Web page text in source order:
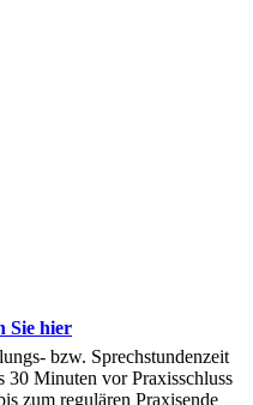
Sie hier
bzw. Sprechstundenzeit
30 Minuten vor Praxisschluss
zum regulären Praxisende